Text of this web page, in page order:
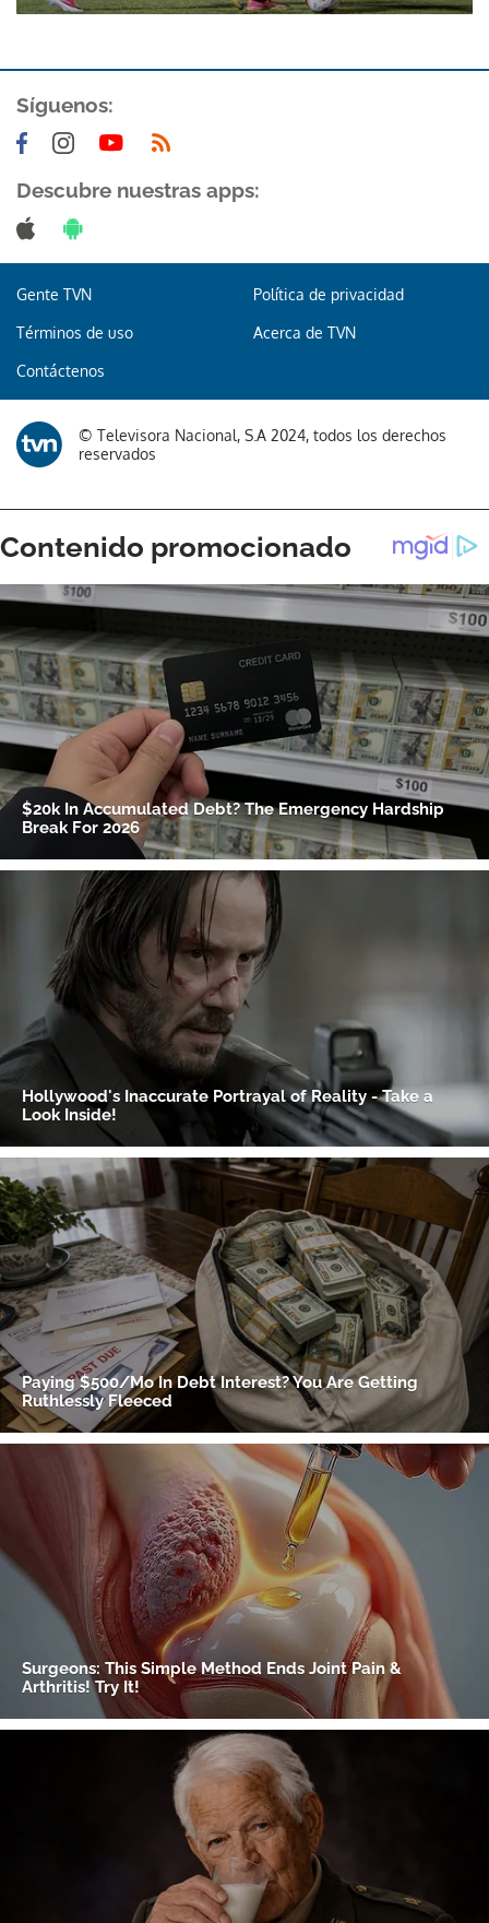
Gracias por suscribirte a nuestro boletín.
Síguenos:
Descubre nuestras apps:
Gente TVN Política de privacidad
Términos de uso Acerca de TVN
Contáctenos
© Televisora Nacional, S.A 2024, todos los derechos
reservados